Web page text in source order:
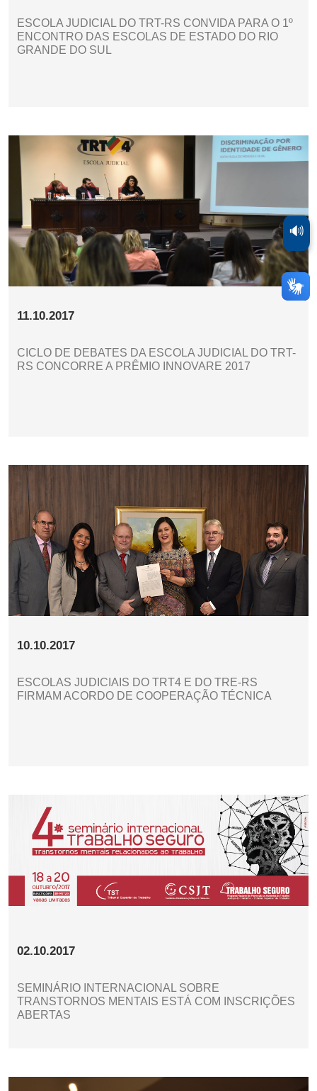
ESCOLA JUDICIAL DO TRT-RS CONVIDA PARA O 1º
ENCONTRO DAS ESCOLAS DE ESTADO DO RIO
GRANDE DO SUL
11.10.2017
CICLO DE DEBATES DA ESCOLA JUDICIAL DO TRT-
RS CONCORRE A PRÊMIO INNOVARE 2017
10.10.2017
ESCOLAS JUDICIAIS DO TRT4 E DO TRE-RS
FIRMAM ACORDO DE COOPERAÇÃO TÉCNICA
02.10.2017
SEMINÁRIO INTERNACIONAL SOBRE
TRANSTORNOS MENTAIS ESTÁ COM INSCRIÇÕES
ABERTAS
🔊